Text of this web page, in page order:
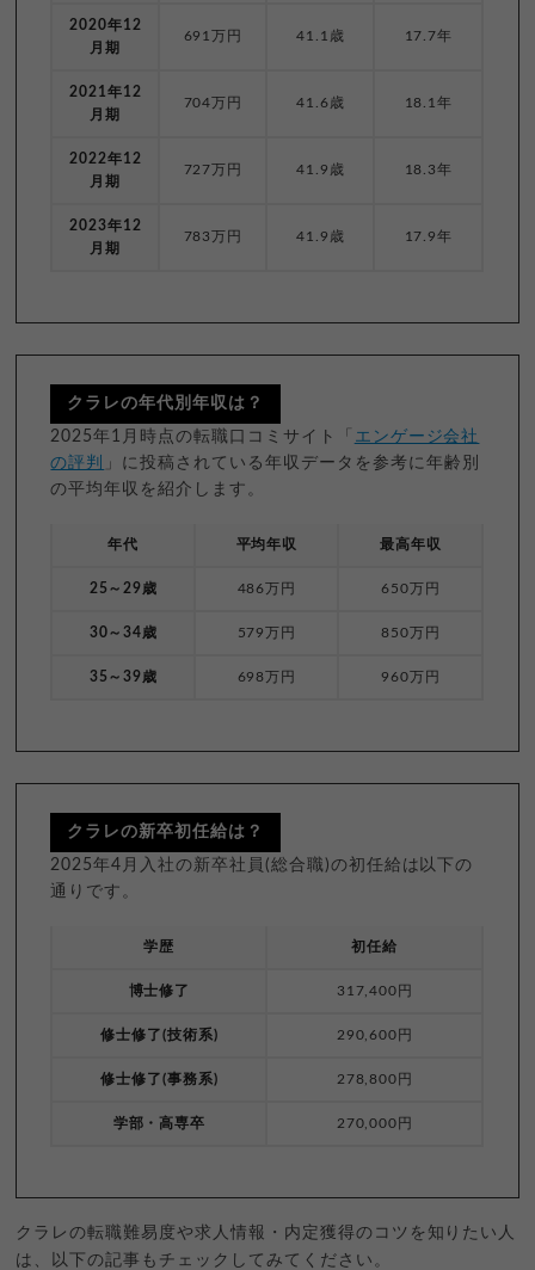
2020年12
月期
691万円 41.1歳 17.7年
2021年12
月期
704万円 41.6歳 18.1年
2022年12
月期
727万円 41.9歳 18.3年
2023年12
月期
783万円 41.9歳 17.9年
クラレの年代別年収は？
2025年1月時点の転職口コミサイト「 エンゲージ会社
の評判
」に投稿されている年収データを参考に年齢別
の平均年収を紹介します。
年代 平均年収 最高年収
25～29歳 486万円 650万円
30～34歳 579万円 850万円
35～39歳 698万円 960万円
クラレの新卒初任給は？
2025年4月入社の新卒社員(総合職)の初任給は以下の
通りです。
学歴 初任給
博士修了 317,400円
修士修了(技術系) 290,600円
修士修了(事務系) 278,800円
学部・高専卒 270,000円
クラレの転職難易度や求人情報・内定獲得のコツを知りたい人
は、以下の記事もチェックしてみてください。